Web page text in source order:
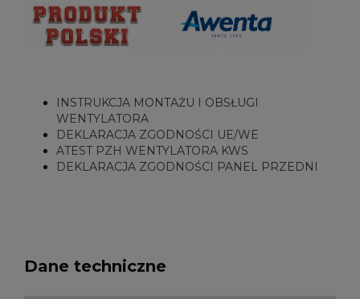
INSTRUKCJA MONTAŻU I OBSŁUGI
WENTYLATORA
DEKLARACJA ZGODNOŚCI UE/WE
ATEST PZH WENTYLATORA KWS
DEKLARACJA ZGODNOŚCI PANEL PRZEDNI
Dane techniczne